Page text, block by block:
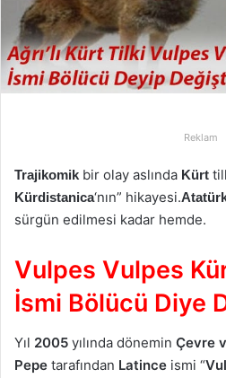
s
a
g
e
Reklam
Trajikomik bir olay aslında Kürt
Kürdistanica‘nın” hikayesi.
sürgün edilmesi kadar hemde.
Vulpes Vulpes
İsmi Bölücü Diye
Yıl 2005 yılında dönemin Çevre
Pepe tarafından Latince ismi “